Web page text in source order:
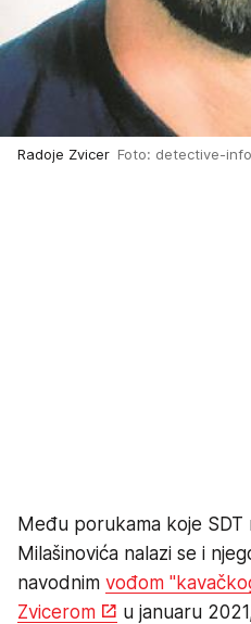
Radoje Zvicer Foto: detective-
Među porukama koje
Milašinovića nalazi se i
navodnim vođom
Zvicerom
u januaru